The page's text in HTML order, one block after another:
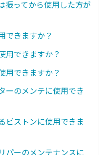
振ってから使用した方が
できますか？
用できますか？
用できますか？
ーのメンテに使用でき
ピストンに使用できま
パーのメンテナンスに